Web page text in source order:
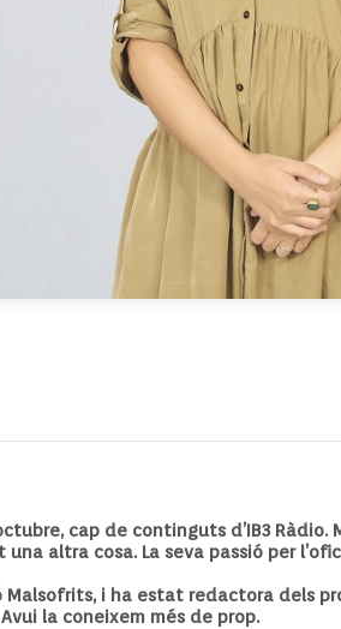
cap de continguts d’IB3
altra cosa. La seva passió per
i ha estat redactora dels
la coneixem més de prop.